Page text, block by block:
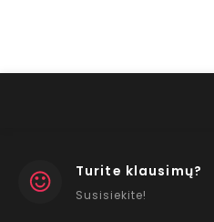
Turite klausimų?
Susisiekite!